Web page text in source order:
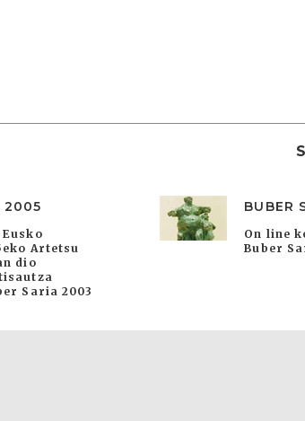
2005
Artetsu
dio
Saria 2003
BUBER
On line
Buber